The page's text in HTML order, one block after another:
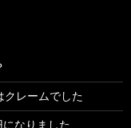
クレームでした
なりました